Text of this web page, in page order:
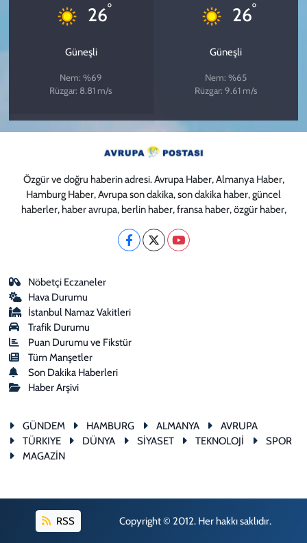
26°
Güneşli
Nem: %69
Rüzgar: 8.81 m/s
26°
Güneşli
Nem: %65
Rüzgar: 9.61 m/s
Özgür ve doğru haberin adresi. Avrupa Haber, Almanya Haber,
Hamburg Haber, Avrupa son dakika, son dakika haber, güncel
haberler, haber avrupa, berlin haber, fransa haber, özgür haber,
Nöbetçi Eczaneler
Hava Durumu
İstanbul Namaz Vakitleri
Trafik Durumu
Puan Durumu ve Fikstür
Tüm Manşetler
Son Dakika Haberleri
Haber Arşivi
GÜNDEM HAMBURG ALMANYA
AVRUPA
TÜRKIYE
DÜNYA SİYASET TEKNOLOJİ
SPOR
MAGAZİN
RSS Copyright © 2012. Her hakkı saklıdır.